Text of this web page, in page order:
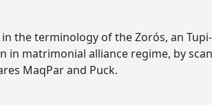
the terminology of the Zorós, an
in matrimonial alliance regime, by
MaqPar and Puck.